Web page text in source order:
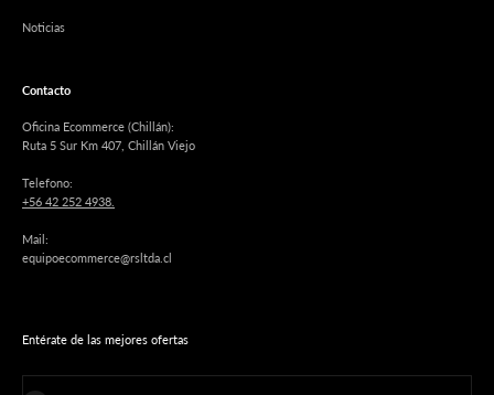
Noticias
Contacto
Oficina Ecommerce (Chillán):
Ruta 5 Sur Km 407, Chillán Viejo
Telefono:
+56 42 252 4938.
Mail:
equipoecommerce@rsltda.cl
Entérate de las mejores ofertas